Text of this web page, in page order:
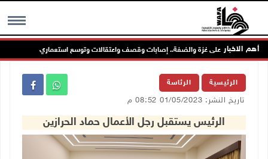
MENU أهم الاخبار
عدوانه على غزة والضفة.. إصابات وقصف واعتقالات وتوسع استعماري
الرئيسية الرئاسة
تاريخ النشر: 01/05/2023 08:52 م
الرئيس يستقبل رجل الأعمال حماد الحرازين